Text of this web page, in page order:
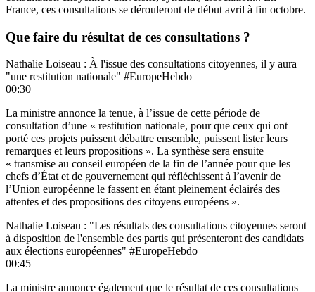
France, ces consultations se dérouleront de début avril à fin octobre.
Que faire du résultat de ces consultations ?
Nathalie Loiseau : À l'issue des consultations citoyennes, il y aura
"une restitution nationale" #EuropeHebdo
00:30
La ministre annonce la tenue, à l’issue de cette période de
consultation d’une « restitution nationale, pour que ceux qui ont
porté ces projets puissent débattre ensemble, puissent lister leurs
remarques et leurs propositions ». La synthèse sera ensuite
« transmise au conseil européen de la fin de l’année pour que les
chefs d’État et de gouvernement qui réfléchissent à l’avenir de
l’Union européenne le fassent en étant pleinement éclairés des
attentes et des propositions des citoyens européens ».
Nathalie Loiseau : "Les résultats des consultations citoyennes seront
à disposition de l'ensemble des partis qui présenteront des candidats
aux élections européennes" #EuropeHebdo
00:45
La ministre annonce également que le résultat de ces consultations